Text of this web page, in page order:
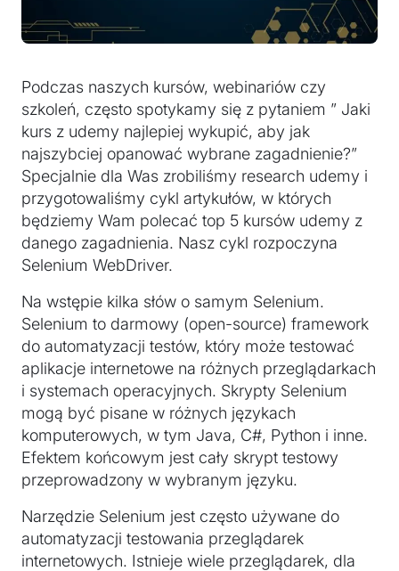
Podczas naszych kursów, webinariów czy
szkoleń, często spotykamy się z pytaniem ” Jaki
kurs z udemy najlepiej wykupić, aby jak
najszybciej opanować wybrane zagadnienie?”
Specjalnie dla Was zrobiliśmy research udemy i
przygotowaliśmy cykl artykułów, w których
będziemy Wam polecać top 5 kursów udemy z
danego zagadnienia. Nasz cykl rozpoczyna
Selenium WebDriver.
Na wstępie kilka słów o samym Selenium.
Selenium to darmowy (open-source) framework
do automatyzacji testów, który może testować
aplikacje internetowe na różnych przeglądarkach
i systemach operacyjnych. Skrypty Selenium
mogą być pisane w różnych językach
komputerowych, w tym Java, C#, Python i inne.
Efektem końcowym jest cały skrypt testowy
przeprowadzony w wybranym języku.
Narzędzie Selenium jest często używane do
automatyzacji testowania przeglądarek
internetowych. Istnieje wiele przeglądarek, dla